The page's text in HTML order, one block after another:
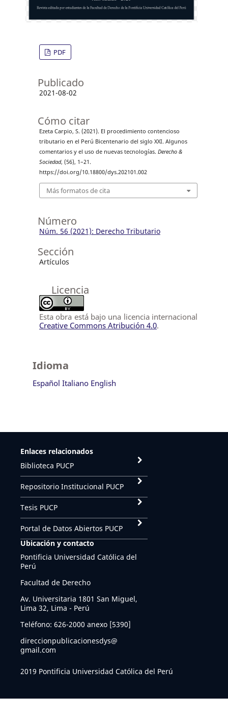
PDF
Publicado
2021-08-02
Cómo citar
Ezeta Carpio, S. (2021). El procedimiento contencioso
tributario en el Perú Bicentenario del siglo XXI. Algunos
comentarios y el uso de nuevas tecnologías. Derecho &
Sociedad, (56), 1–21.
https://doi.org/10.18800/dys.202101.002
Más formatos de cita
Número
Núm. 56 (2021): Derecho Tributario
Sección
Artículos
Licencia
Esta obra está bajo una licencia internacional
Creative Commons Atribución 4.0.
Idioma
Español Italiano English
Enlaces relacionados
Biblioteca PUCP
Repositorio Institucional PUCP
Tesis PUCP
Portal de Datos Abiertos PUCP
Ubicación y contacto
Pontificia Universidad Católica del
Perú
Facultad de Derecho
Av. Universitaria 1801 San Miguel,
Lima 32, Lima - Perú
Teléfono: 626-2000 anexo [5390]
direccionpublicacionesdys@
gmail.com
2019 Pontificia Universidad Católica del Perú